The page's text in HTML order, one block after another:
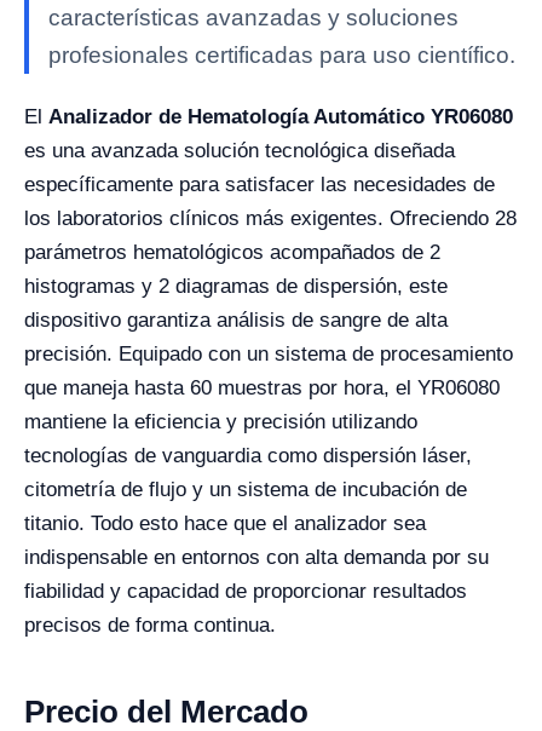
características avanzadas y soluciones
profesionales certificadas para uso científico.
El Analizador de Hematología Automático YR06080
es una avanzada solución tecnológica diseñada
específicamente para satisfacer las necesidades de
los laboratorios clínicos más exigentes. Ofreciendo 28
parámetros hematológicos acompañados de 2
histogramas y 2 diagramas de dispersión, este
dispositivo garantiza análisis de sangre de alta
precisión. Equipado con un sistema de procesamiento
que maneja hasta 60 muestras por hora, el YR06080
mantiene la eficiencia y precisión utilizando
tecnologías de vanguardia como dispersión láser,
citometría de flujo y un sistema de incubación de
titanio. Todo esto hace que el analizador sea
indispensable en entornos con alta demanda por su
fiabilidad y capacidad de proporcionar resultados
precisos de forma continua.
Precio del Mercado